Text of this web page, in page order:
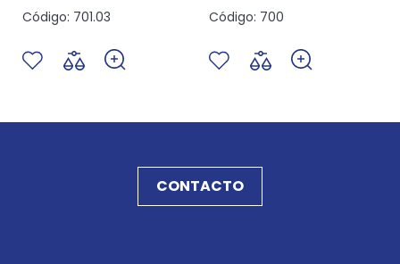
Código: 701.03
Código: 700
CONTACTO